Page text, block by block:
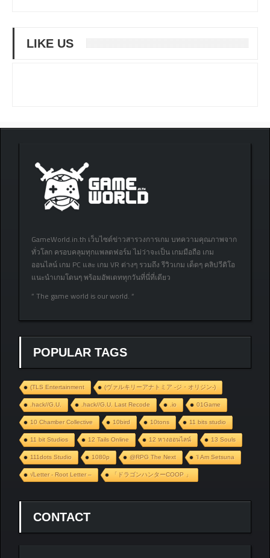
LIKE US
GameWorld.in.th เว็บไซต์ข่าวสารวงการเกม บทความคุณภาพจาก
ทั่วโลก ครอบคลุมทุกแพลตฟอร์ม ไม่ว่าจะเป็น เกมมือถือ เกม
ออนไลน์ เกม PC และ เกม VR ต่างๆ รวมถึง รีวิวเกม เด็ดๆ คลิปวีดิโอ
แนะนำเกมโดนๆ พร้อมอัพเดททุกวันที่นี่ที่เดียว
” The game world is our world. “
POPULAR TAGS
(TLS Entertainment (ヴァルキリーアナトミア ‐ジ・オリジン‐)
.hack//G.U. .hack//G.U. Last Recode .io 01Game
10 Chamber Collective 10bird 10tons 11 bits studio
11 bit Studios 12 Tails Online 12 หางออนไลน์ 13 Souls
111dots Studio 1080p @RPG The Next ‘I Am Setsuna
√Letter - Root Letter – 「ドラゴンハンターCOOP 」
CONTACT